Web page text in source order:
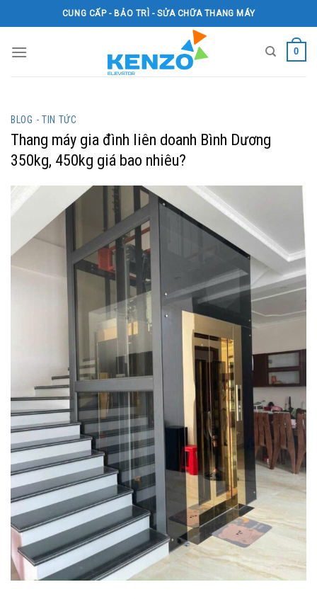
to
CUNG CẤP - BẢO TRÌ - SỬA CHỮA THANG MÁY
0
BLOG - TIN TỨC
Thang máy gia đình liên doanh Bình Dương
350kg, 450kg giá bao nhiêu?